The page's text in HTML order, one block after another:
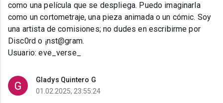
como una película que se despliega. Puedo imaginarla
como un cortometraje, una pieza animada o un cómic. Soy
una artista de comisiones; no dudes en escribirme por
Disc0rd o ¡nst@gram.
Usuario: eve_verse_
Gladys Quintero G
01.02.2025, 23:55:24